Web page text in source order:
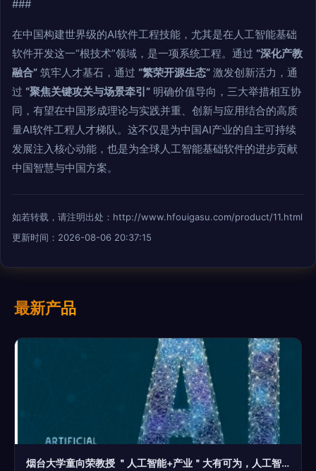
###
在中国构建世界级的AI软件工程技能，尤其是在人工智能基础
软件开发这一“根技术”领域，是一项系统工程。通过 “深化产教
融合” 筑牢人才基石，通过 “繁荣开源生态” 激发创新活力，通
过 “聚焦关键攻关与场景牵引” 明确价值导向，三大举措相互协
同，有望在中国形成理论与实践并重、创新与应用结合的高质
量AI软件工程人才梯队。这不仅是为中国AI产业的自主可持续
发展注入核心动能，也是为全球人工智能基础软件的进步贡献
中国智慧与中国方案。
如若转载，请注明出处：http://www.hfouigasu.com/product/11.html
更新时间：2026-08-06 20:37:15
最新产品
烟台大学童向荣教授 ＂人工智能+产业＂大有可为，人工智能基础软件开发应立足长远